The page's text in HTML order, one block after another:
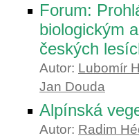
Forum:
biologickým
českých
Autor: Lubomír
Jan Douda
Alpínská
Autor: Radim